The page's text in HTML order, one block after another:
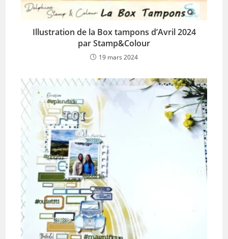
Illustration de la Box tampons d’Avril 2024
par Stamp&Colour
19 mars 2024